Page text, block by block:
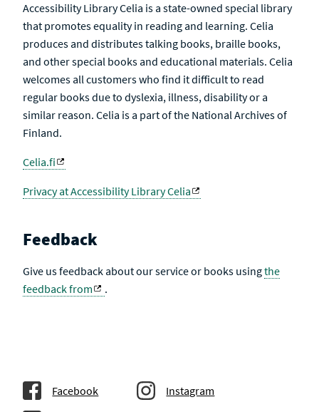
Accessibility Library Celia is a state-owned special library
that promotes equality in reading and learning. Celia
produces and distributes talking books, braille books,
and other special books and educational materials. Celia
welcomes all customers who find it difficult to read
regular books due to dyslexia, illness, disability or a
similar reason. Celia is a part of the National Archives of
Finland.
Celia.fi
Privacy at Accessibility Library Celia
Feedback
Give us feedback about our service or books usingthe
feedback from
.
Facebook Instagram